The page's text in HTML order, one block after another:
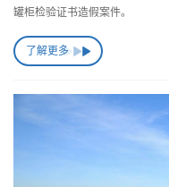
罐柜检验证书造假案件。
了解更多